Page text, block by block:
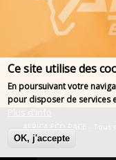
AFRICA ECO RACE -
Ce site utilise des
En poursuivant votre
pour disposer de services
Plus d'info
OK, j'accepte